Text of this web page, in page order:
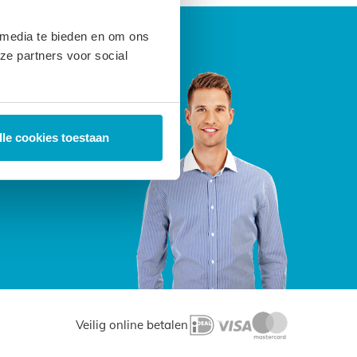
te bieden en om ons
partners voor social
cookies toestaan
Veilig online betalen